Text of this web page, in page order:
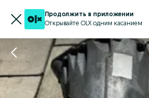
Продолжить в приложении
Открывайте OLX одним касанием